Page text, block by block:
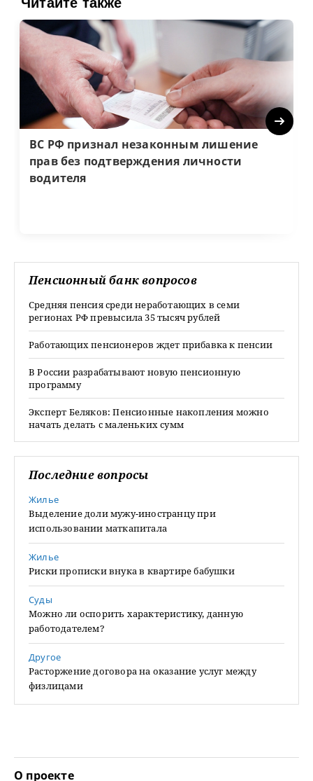
ВС РФ признал незаконным лишение
прав без подтверждения личности
водителя
Next
Пенсионный банк вопросов
Средняя пенсия среди неработающих в семи
регионах РФ превысила 35 тысяч рублей
Работающих пенсионеров ждет прибавка к пенсии
В России разрабатывают новую пенсионную
программу
Эксперт Беляков: Пенсионные накопления можно
начать делать с маленьких сумм
Последние вопросы
Жилье
Выделение доли мужу-иностранцу при
использовании маткапитала
Жилье
Риски прописки внука в квартире бабушки
Суды
Можно ли оспорить характеристику, данную
работодателем?
Другое
Расторжение договора на оказание услуг между
физлицами
О проекте